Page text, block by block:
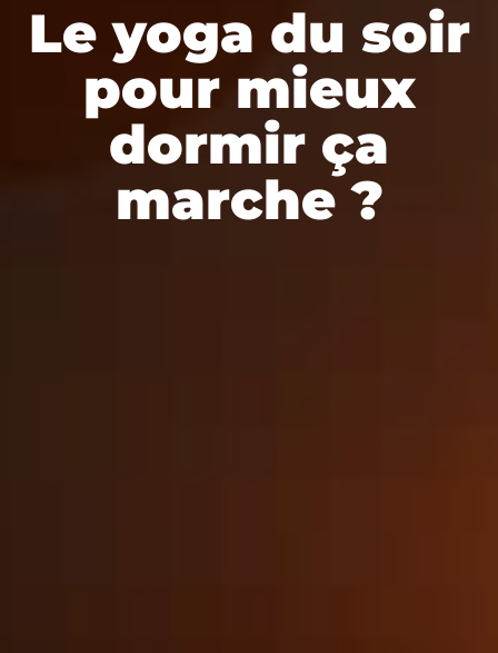
Le yoga du soir
pour mieux
dormir ça
marche ?